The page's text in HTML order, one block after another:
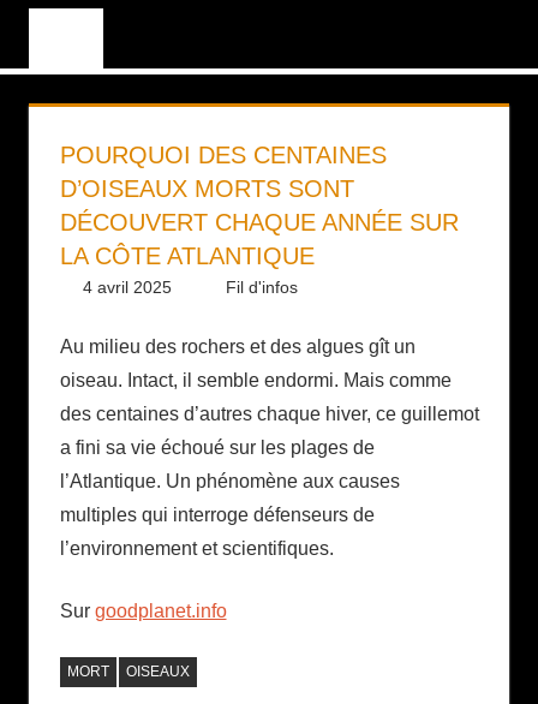
POURQUOI DES CENTAINES
D’OISEAUX MORTS SONT
DÉCOUVERT CHAQUE ANNÉE SUR
LA CÔTE ATLANTIQUE
4 avril 2025 Daniel
Fil d'infos
Au milieu des rochers et des algues gît un
oiseau. Intact, il semble endormi. Mais comme
des centaines d’autres chaque hiver, ce guillemot
a fini sa vie échoué sur les plages de
l’Atlantique. Un phénomène aux causes
multiples qui interroge défenseurs de
l’environnement et scientifiques.
Sur goodplanet.info
MORT OISEAUX